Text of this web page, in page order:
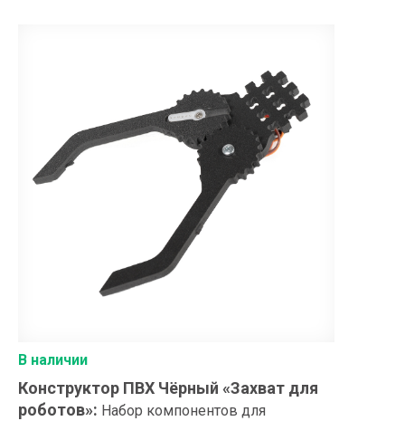
В наличии
Конструктор ПВХ Чёрный «Захват для
роботов»: Набор компонентов для